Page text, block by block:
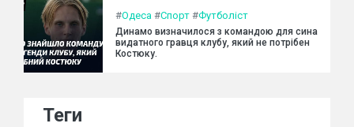
#Одеса #Спорт #Футболіст
Динамо визначилося з командою для сина
видатного гравця клубу, який не потрібен
Костюку.
Теги